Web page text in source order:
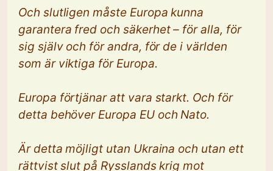
Och slutligen måste Europa kunna
garantera fred och säkerhet – för alla, för
sig själv och för andra, för de i världen
som är viktiga för Europa.
Europa förtjänar att vara starkt. Och för
detta behöver Europa EU och Nato.
Är detta möjligt utan Ukraina och utan ett
rättvist slut på Rysslands krig mot